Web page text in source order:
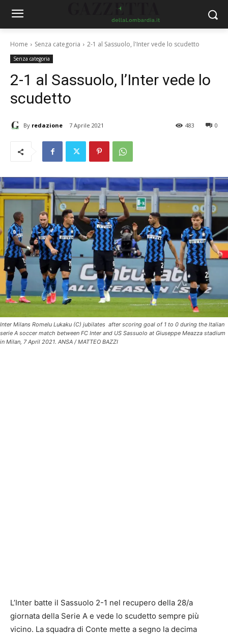
Home Senza categoria 2-1 al Sassuolo, l'Inter vede lo scudetto
Senza categoria
2-1 al Sassuolo, l’Inter vede lo
scudetto
By redazione 7 Aprile 2021 0
483
Inter Milans Romelu Lukaku (C) jubilates after scoring goal of 1 to 0 during the Italian
serie A soccer match between FC Inter and US Sassuolo at Giuseppe Meazza stadium
in Milan, 7 April 2021. ANSA / MATTEO BAZZI
L’Inter batte il Sassuolo 2-1 nel recupero della 28/a
giornata della Serie A e vede lo scudetto sempre più
vicino. La squadra di Conte mette a segno la decima